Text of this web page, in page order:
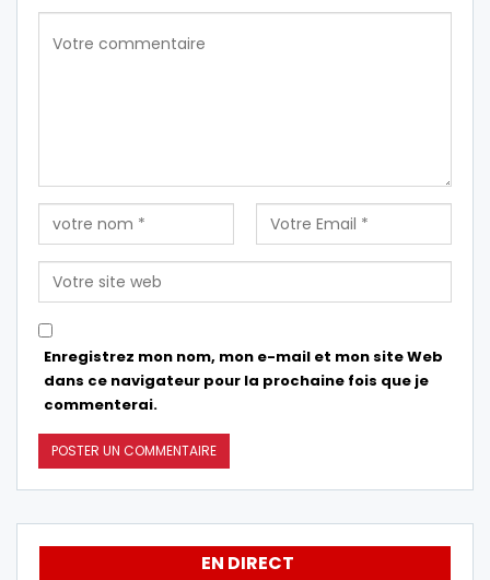
Enregistrez mon nom, mon e-mail et mon site Web
dans ce navigateur pour la prochaine fois que je
commenterai.
EN DIRECT